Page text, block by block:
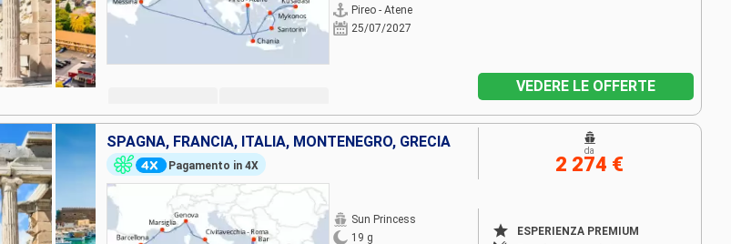
Pireo - Atene
25/07/2027
VEDERE LE OFFERTE
SPAGNA, FRANCIA, ITALIA, MONTENEGRO, GRECIA
Pagamento in 4X
Sun Princess
19 g
ESPERIENZA PREMIUM
da
2 274 €